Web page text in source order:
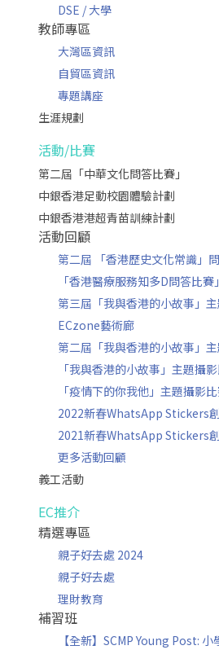
DSE / 大學
教師專區
大灣區資訊
自貿區資訊
專題講座
生涯規劃
活動/比賽
第二屆「中華文化問答比賽」
中銀香港足動校園體驗計劃
中銀香港港超青苗訓練計劃
活動回顧
第二屆 「香港歷史文化常識」
「香港醫療服務知多D問答比賽」
第三屆「我與香港的小故事」
ECzone藝術廊
第二屆「我與香港的小故事」
「我與香港的小故事」主題攝
「疫情下的你我他」主題攝影
2022新春WhatsApp Stickers
2021新春WhatsApp Stickers
更多活動回顧
義工活動
EC推介
精選專區
親子好去處 2024
親子好去處
理財教育
補習班
【全新】SCMP Young Post: